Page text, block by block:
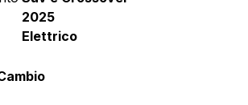
2025
Elettrico